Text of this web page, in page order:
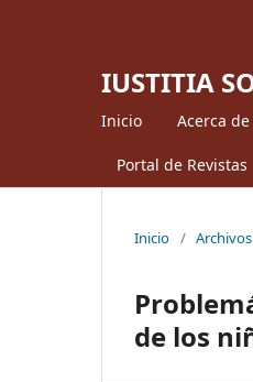
IUSTITIA
Inicio Acerca de
Portal de Revistas
Inicio / Archivos
de los